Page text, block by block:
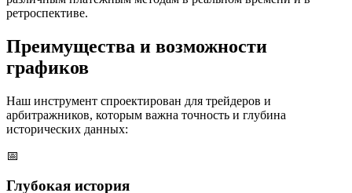
ретроспективе.
Преимущества и возможности
графиков
Наш инструмент спроектирован для трейдеров и
арбитражников, которым важна точность и глубина
исторических данных:
📅
Глубокая история